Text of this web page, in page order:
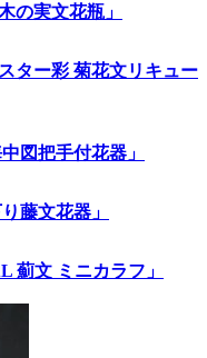
の実文花瓶」
ター彩 菊花文リキュー
図把手付花器」
藤文花器」
薊文 ミニカラフ」